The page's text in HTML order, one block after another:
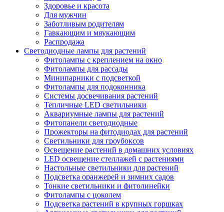
Здоровье и красота
Для мужчин
Заботливым родителям
Гавкающим и мяукающим
Распродажа
Светодиодные лампы для растений
Фитолампы с креплением на окно
Фитолампы для рассады
Минипарники с подсветкой
Фитолампы для подоконника
Системы досвечивания растений
Тепличные LED светильники
Аквариумные лампы для растений
Фитопанели светодиодные
Прожекторы на фитодиодах для растений
Светильники для гроубоксов
Освещение растений в домашних условиях
LED освещение стеллажей с растениями
Настольные светильники для растений
Подсветка оранжерей и зимних садов
Тонкие светильники и фитолинейки
Фитолампы с цоколем
Подсветка растений в крупных горшках